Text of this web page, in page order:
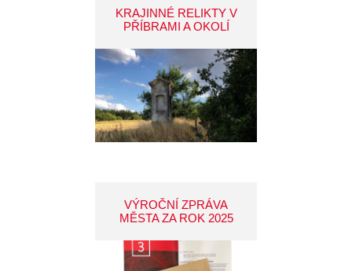
KRAJINNÉ RELIKTY V
PŘÍBRAMI A OKOLÍ
VÝROČNÍ ZPRÁVA
MĚSTA ZA ROK 2025